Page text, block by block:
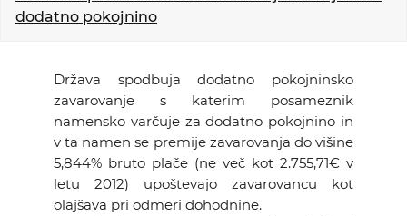
O NAS
KOLEDAR DOGODKOV
NOVICE
KONTAKT
dodatno pokojnino
Država spodbuja dodatno pokojninsko
zavarovanje s katerim posameznik
namensko varčuje za dodatno pokojnino in
v ta namen se premije zavarovanja do višine
5,844% bruto plače (ne več kot 2.755,71€ v
letu 2012) upoštevajo zavarovancu kot
olajšava pri odmeri dohodnine.